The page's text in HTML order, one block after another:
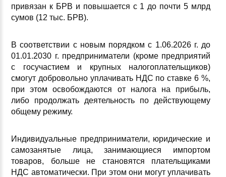
привязан к БРВ и повышается с 1 до почти 5 млрд
сумов (12 тыс. БРВ).
В соответствии с новым порядком с 1.06.2026 г. до
01.01.2030 г. предприниматели (кроме предприятий
с госучастием и крупных налогоплательщиков)
смогут добровольно уплачивать НДС по ставке 6 %,
при этом освобождаются от налога на прибыль,
либо продолжать деятельность по действующему
общему режиму.
Индивидуальные предприниматели, юридические и
самозанятые лица, занимающиеся импортом
товаров, больше не становятся плательщиками
НДС автоматически. При этом они могут уплачивать